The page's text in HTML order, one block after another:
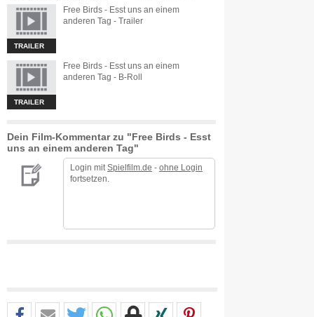
TRAILER
Free Birds - Esst uns an einem
anderen Tag - Trailer
TRAILER
Free Birds - Esst uns an einem
anderen Tag - B-Roll
Dein Film-Kommentar zu "Free Birds - Esst
uns an einem anderen Tag"
Login mit Spielfilm.de - ohne Login
fortsetzen.